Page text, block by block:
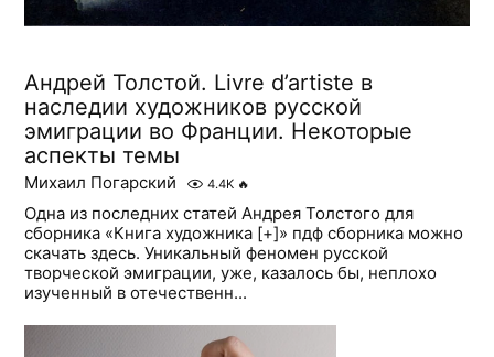
Андрей Толстой. Livre d’artiste в
наследии художников русской
эмиграции во Франции. Некоторые
аспекты темы
Михаил Погарский 4.4K 🔥
Одна из последних статей Андрея Толстого для
сборника «Книга художника [+]» пдф сборника можно
скачать здесь. Уникальный феномен русской
творческой эмиграции, уже, казалось бы, неплохо
изученный в отечественн...